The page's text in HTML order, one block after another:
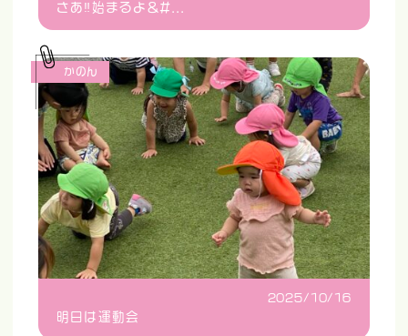
さあ‼️始まるよ&#...
2025/10/16
明日は運動会
かのん